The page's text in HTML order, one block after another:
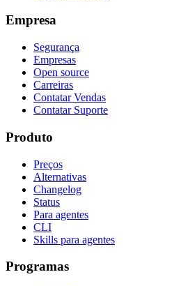
Empresa
Segurança
Empresas
Open source
Carreiras
Contatar Vendas
Contatar Suporte
Produto
Preços
Alternativas
Changelog
Status
Para agentes
CLI
Skills para agentes
Programas